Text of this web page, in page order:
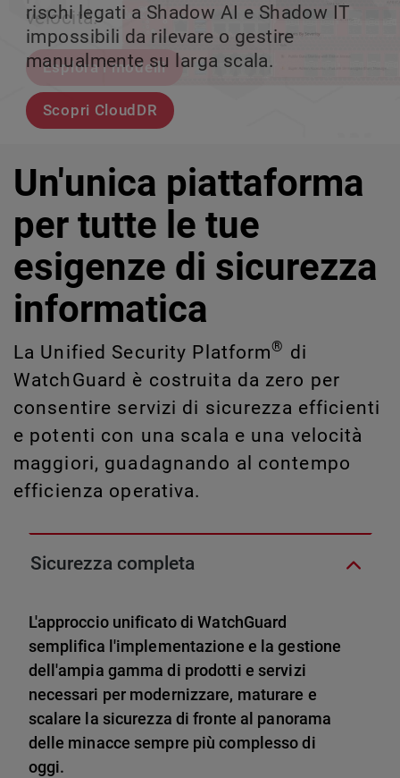
velocità.
Esplora i modelli
rischi legati a Shadow AI e Shadow IT
impossibili da rilevare o gestire
manualmente su larga scala.
Scopri CloudDR
tuo team può crescere senza perdere il
controllo.
Scopri Rai
scalabile.
Scopri WatchGuard EDR
Un'unica piattaforma
per tutte le tue
esigenze di sicurezza
informatica
La Unified Security Platform® di
WatchGuard è costruita da zero per
consentire servizi di sicurezza efficienti
e potenti con una scala e una velocità
maggiori, guadagnando al contempo
efficienza operativa.
Sicurezza completa
L'approccio unificato di WatchGuard
semplifica l'implementazione e la gestione
dell'ampia gamma di prodotti e servizi
necessari per modernizzare, maturare e
scalare la sicurezza di fronte al panorama
delle minacce sempre più complesso di
oggi.